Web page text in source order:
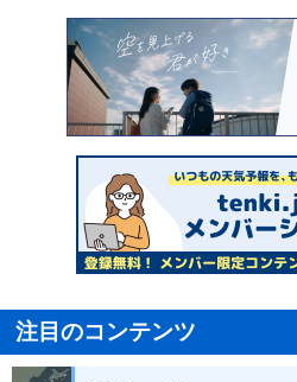
注目のコンテンツ